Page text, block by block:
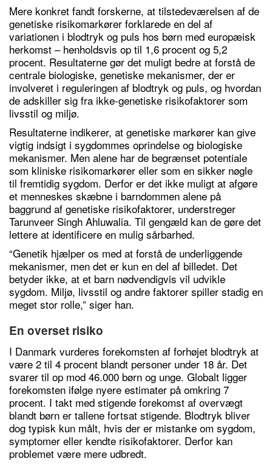
Mere konkret fandt forskerne, at tilstedeværelsen af de
genetiske risikomarkører forklarede en del af
variationen i blodtryk og puls hos børn med europæisk
herkomst – henholdsvis op til 1,6 procent og 5,2
procent. Resultaterne gør det muligt bedre at forstå de
centrale biologiske, genetiske mekanismer, der er
involveret i reguleringen af blodtryk og puls, og hvordan
de adskiller sig fra ikke-genetiske risikofaktorer som
livsstil og miljø.
Resultaterne indikerer, at genetiske markører kan give
vigtig indsigt i sygdommes oprindelse og biologiske
mekanismer. Men alene har de begrænset potentiale
som kliniske risikomarkører eller som en sikker nøgle
til fremtidig sygdom. Derfor er det ikke muligt at afgøre
et menneskes skæbne i barndommen alene på
baggrund af genetiske risikofaktorer, understreger
Tarunveer Singh Ahluwalia. Til gengæld kan de gøre det
lettere at identificere en mulig sårbarhed.
“Genetik hjælper os med at forstå de underliggende
mekanismer, men det er kun en del af billedet. Det
betyder ikke, at et barn nødvendigvis vil udvikle
sygdom. Miljø, livsstil og andre faktorer spiller stadig en
meget stor rolle,” siger han.
En overset risiko
I Danmark vurderes forekomsten af forhøjet blodtryk at
være 2 til 4 procent blandt personer under 18 år. Det
svarer til op mod 46.000 børn og unge. Globalt ligger
forekomsten ifølge nyere estimater på omkring 7
procent. I takt med stigende forekomst af overvægt
blandt børn er tallene fortsat stigende. Blodtryk bliver
dog typisk kun målt, hvis der er mistanke om sygdom,
symptomer eller kendte risikofaktorer. Derfor kan
problemet være mere udbredt.